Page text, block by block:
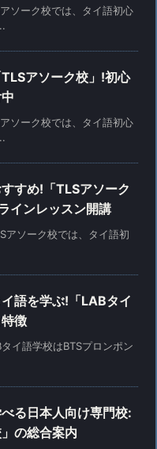
ソーク校では、タイ語初心
アソーク校」!初心
ソーク校では、タイ語初心
すめ!「TLSアソーク
インレッスン開講
ソーク校では、タイ語初
語を学ぶ!「LABタイ
徴
イ語学校はBTSプロンポン
る日本人向け専門校:
の総合案内